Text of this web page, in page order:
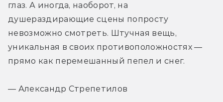
глаз. А иногда, наоборот, на
душераздирающие сцены попросту
невозможно смотреть. Штучная вещь,
уникальная в своих противоположностях —
прямо как перемешанный пепел и снег.
— Александр Стрепетилов